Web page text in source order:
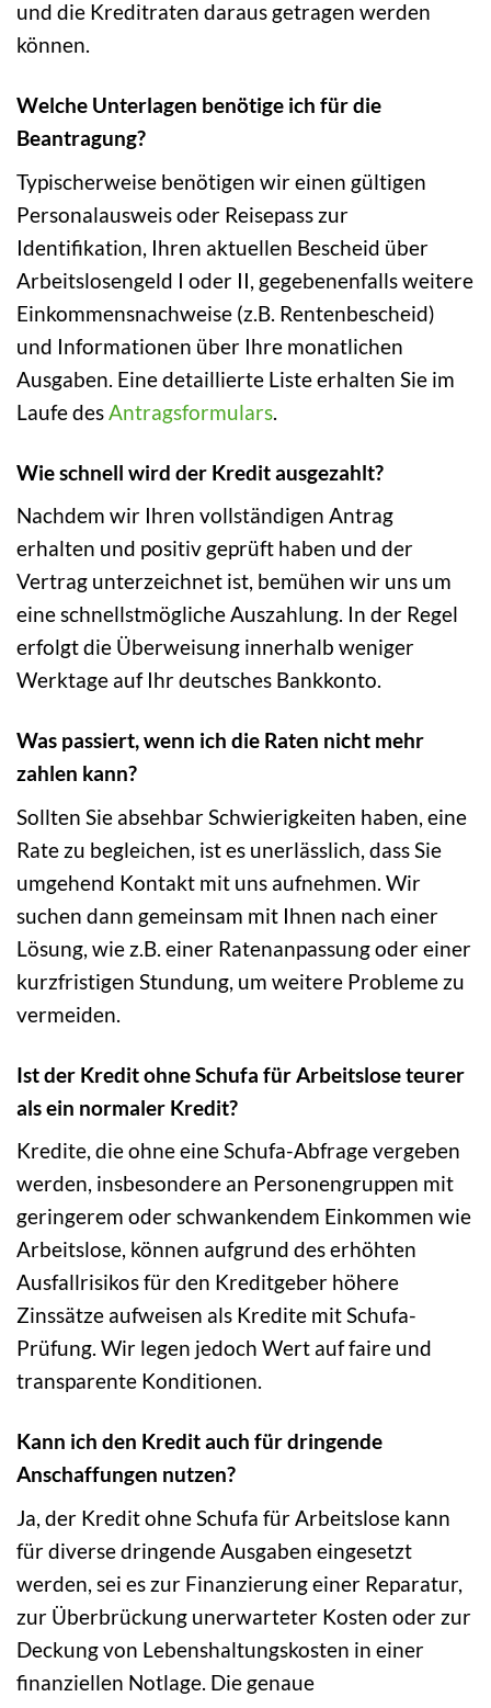
und die Kreditraten daraus getragen werden
können.
Welche Unterlagen benötige ich für die
Beantragung?
Typischerweise benötigen wir einen gültigen
Personalausweis oder Reisepass zur
Identifikation, Ihren aktuellen Bescheid über
Arbeitslosengeld I oder II, gegebenenfalls weitere
Einkommensnachweise (z.B. Rentenbescheid)
und Informationen über Ihre monatlichen
Ausgaben. Eine detaillierte Liste erhalten Sie im
Laufe desAntragsformulars.
Wie schnell wird der Kredit ausgezahlt?
Nachdem wir Ihren vollständigen Antrag
erhalten und positiv geprüft haben und der
Vertrag unterzeichnet ist, bemühen wir uns um
eine schnellstmögliche Auszahlung. In der Regel
erfolgt die Überweisung innerhalb weniger
Werktage auf Ihr deutsches Bankkonto.
Was passiert, wenn ich die Raten nicht mehr
zahlen kann?
Sollten Sie absehbar Schwierigkeiten haben, eine
Rate zu begleichen, ist es unerlässlich, dass Sie
umgehend Kontakt mit uns aufnehmen. Wir
suchen dann gemeinsam mit Ihnen nach einer
Lösung, wie z.B. einer Ratenanpassung oder einer
kurzfristigen Stundung, um weitere Probleme zu
vermeiden.
Ist der Kredit ohne Schufa für Arbeitslose teurer
als ein normaler Kredit?
Kredite, die ohne eine Schufa-Abfrage vergeben
werden, insbesondere an Personengruppen mit
geringerem oder schwankendem Einkommen wie
Arbeitslose, können aufgrund des erhöhten
Ausfallrisikos für den Kreditgeber höhere
Zinssätze aufweisen als Kredite mit Schufa-
Prüfung. Wir legen jedoch Wert auf faire und
transparente Konditionen.
Kann ich den Kredit auch für dringende
Anschaffungen nutzen?
Ja, der Kredit ohne Schufa für Arbeitslose kann
für diverse dringende Ausgaben eingesetzt
werden, sei es zur Finanzierung einer Reparatur,
zur Überbrückung unerwarteter Kosten oder zur
Deckung von Lebenshaltungskosten in einer
finanziellen Notlage. Die genaue